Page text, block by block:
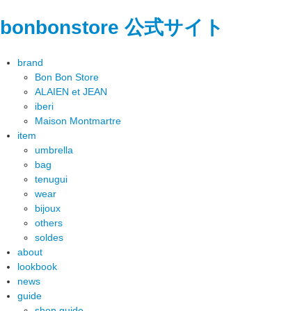
bonbonstore 公式サイト
brand
Bon Bon Store
ALAIEN et JEAN
iberi
Maison Montmartre
item
umbrella
bag
tenugui
wear
bijoux
others
soldes
about
lookbook
news
guide